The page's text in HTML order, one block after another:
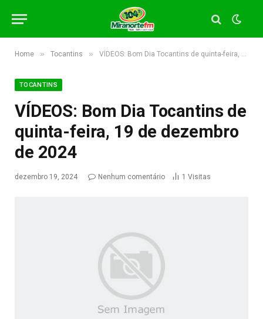
Home » Tocantins » VÍDEOS: Bom Dia Tocantins de quinta-feira, 19 de dezembro de 2024
TOCANTINS
VÍDEOS: Bom Dia Tocantins de
quinta-feira, 19 de dezembro
de 2024
dezembro 19, 2024 Nenhum comentário 1 Visitas